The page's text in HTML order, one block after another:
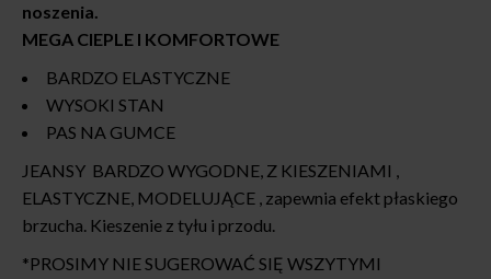
noszenia.
MEGA CIEPLE I KOMFORTOWE
BARDZO ELASTYCZNE
WYSOKI STAN
PAS NA GUMCE
JEANSY BARDZO WYGODNE, Z KIESZENIAMI ,
ELASTYCZNE, MODELUJĄCE , zapewnia efekt płaskiego
brzucha. Kieszenie z tyłu i przodu.
*PROSIMY NIE SUGEROWAĆ SIĘ WSZYTYMI